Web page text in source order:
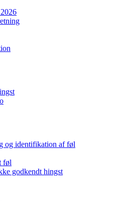
og identifikation af føl
føl
godkendt hingst